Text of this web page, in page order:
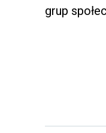
grup